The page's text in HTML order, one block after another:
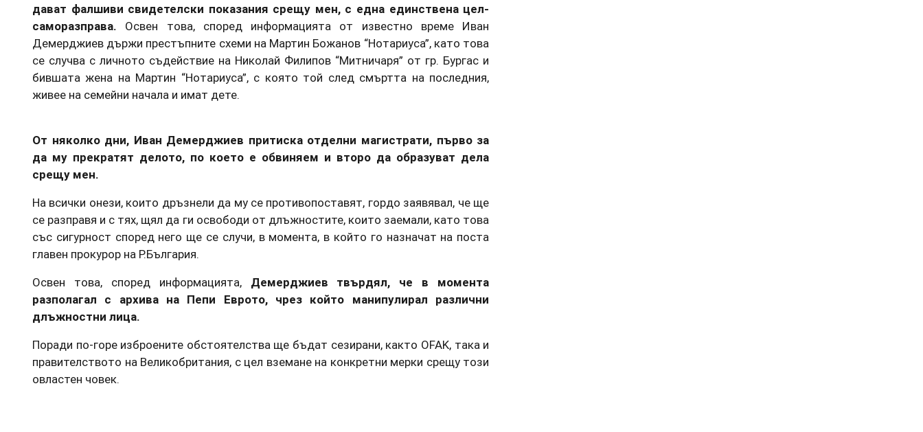
дават фалшиви свидетелски показания срещу мен, с една единствена цел-
саморазправа. Освен това, според информацията от известно време Иван
Демерджиев държи престъпните схеми на Мартин Божанов “Нотариуса”, като това
се случва с личното съдействие на Николай Филипов “Митничаря” от гр. Бургас и
бившата жена на Мартин “Нотариуса”, с която той след смъртта на последния,
живее на семейни начала и имат дете.
От няколко дни, Иван Демерджиев притиска отделни магистрати, първо за
да му прекратят делото, по което е обвиняем и второ да образуват дела
срещу мен.
На всички онези, които дръзнели да му се противопоставят, гордо заявявал, че ще
се разправя и с тях, щял да ги освободи от длъжностите, които заемали, като това
със сигурност според него ще се случи, в момента, в който го назначат на поста
главен прокурор на Р.България.
Освен това, според информацията, Демерджиев твърдял, че в момента
разполагал с архива на Пепи Еврото, чрез който манипулирал различни
длъжностни лица.
Поради по-горе изброените обстоятелства ще бъдат сезирани, както OFAK, така и
правителството на Великобритания, с цел вземане на конкретни мерки срещу този
овластен човек.